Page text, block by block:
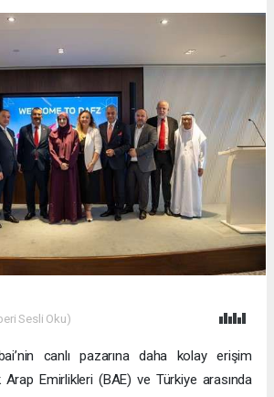
Sesli Oku)
canlı pazarına daha kolay erişim
Emirlikleri (BAE) ve Türkiye arasında